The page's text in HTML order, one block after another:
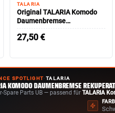
TALARIA
Original TALARIA Komodo
Daumenbremse
Rekuperation
27,50€
SPOTLIGHT· TALARIA
KOMODO DAUMENBREMSE
Spare Parts UB — passend für TALARIA